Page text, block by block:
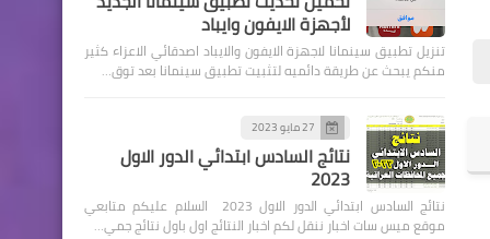
لأجهزة الايفون وايباد
تنزيل تطبيق سينمانا لاجهزة الايفون والايباد اصدقائي الاعزاء كثير
منكم يبحث عن طريقة دائميه لتثبيت تطبيق سينمانا بعد توق…
27 مايو 2023
نتائج السادس ابتدائي الدور الاول
2023
نتائج السادس ابتدائي الدور الاول 2023 السلام عليكم متابعي
موقع ميس سات اخبار ننقل لكم اخبار النتائج اول باول نتائج جمي…
اسماء االرعاية الاجتماعية
وجبة جديدة من اسماء الرعاية
الاجتماعية